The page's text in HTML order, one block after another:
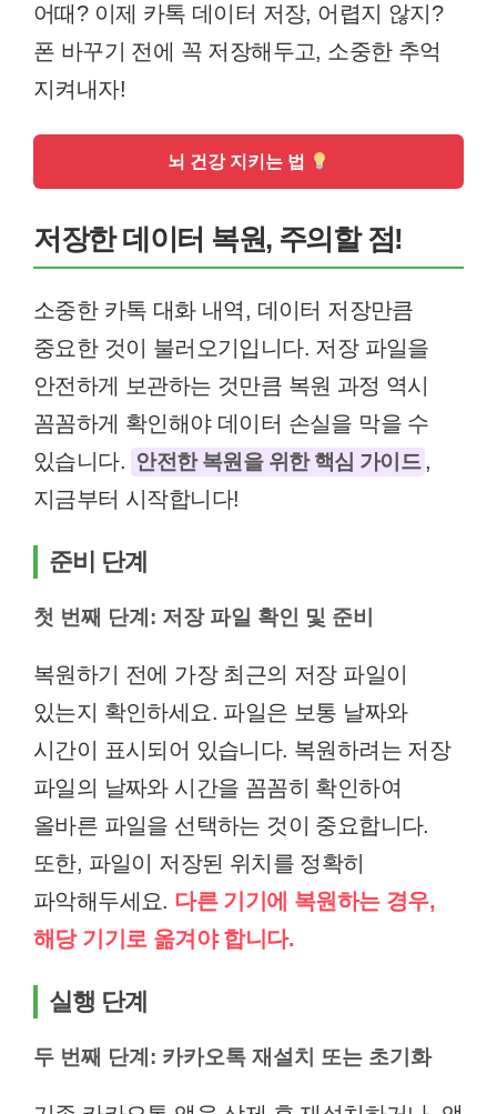
어때? 이제 카톡 데이터 저장, 어렵지 않지?
폰 바꾸기 전에 꼭 저장해두고, 소중한 추억
지켜내자!
뇌 건강 지키는 법
저장한 데이터 복원, 주의할 점!
소중한 카톡 대화 내역, 데이터 저장만큼
중요한 것이 불러오기입니다. 저장 파일을
안전하게 보관하는 것만큼 복원 과정 역시
꼼꼼하게 확인해야 데이터 손실을 막을 수
있습니다. 안전한 복원을 위한 핵심 가이드 ,
지금부터 시작합니다!
준비 단계
첫 번째 단계: 저장 파일 확인 및 준비
복원하기 전에 가장 최근의 저장 파일이
있는지 확인하세요. 파일은 보통 날짜와
시간이 표시되어 있습니다. 복원하려는 저장
파일의 날짜와 시간을 꼼꼼히 확인하여
올바른 파일을 선택하는 것이 중요합니다.
또한, 파일이 저장된 위치를 정확히
파악해두세요. 다른 기기에 복원하는 경우,
해당 기기로 옮겨야 합니다.
실행 단계
두 번째 단계: 카카오톡 재설치 또는 초기화